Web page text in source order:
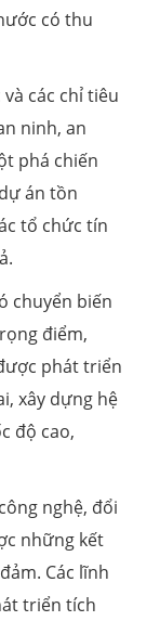
có thu
các chỉ tiêu
ninh, an
phá chiến
án tồn
tổ chức tín
chuyển biến
điểm,
phát triển
xây dựng hệ
độ cao,
nghệ, đổi
những kết
Các lĩnh
triển tích